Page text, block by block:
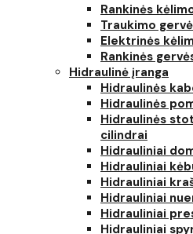
Rankinės
Traukimo
Elektrinės
Rankinės
Hidraulinė įranga
Hidraulinės
Hidraulinės
Hidraulinės
cilindrai
Hidrauliniai
Hidrauliniai
Hidrauliniai
Hidrauliniai
Hidrauliniai
Hidrauliniai